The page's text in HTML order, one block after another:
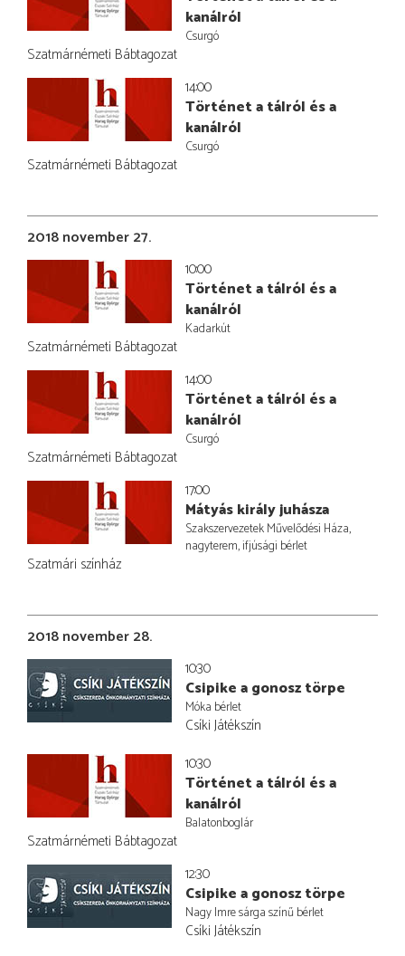
kanálról
Csurgó
Szatmárnémeti Bábtagozat
14:00
Történet a tálról és a
kanálról
Csurgó
Szatmárnémeti Bábtagozat
2018 november 27.
10:00
Történet a tálról és a
kanálról
Kadarkút
Szatmárnémeti Bábtagozat
14:00
Történet a tálról és a
kanálról
Csurgó
Szatmárnémeti Bábtagozat
17:00
Mátyás király juhásza
Szakszervezetek Művelődési Háza,
nagyterem, ifjúsági bérlet
Szatmári színház
2018 november 28.
10:30
Csipike a gonosz törpe
Móka bérlet
Csíki Játékszín
10:30
Történet a tálról és a
kanálról
Balatonboglár
Szatmárnémeti Bábtagozat
12:30
Csipike a gonosz törpe
Nagy Imre sárga színű bérlet
Csíki Játékszín